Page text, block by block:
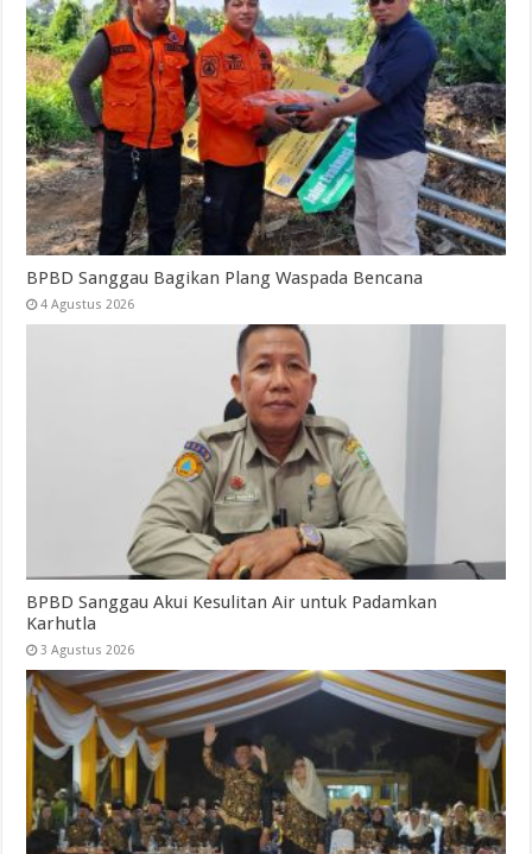
BPBD Sanggau Bagikan Plang Waspada Bencana
4 Agustus 2026
BPBD Sanggau Akui Kesulitan Air untuk Padamkan
Karhutla
3 Agustus 2026